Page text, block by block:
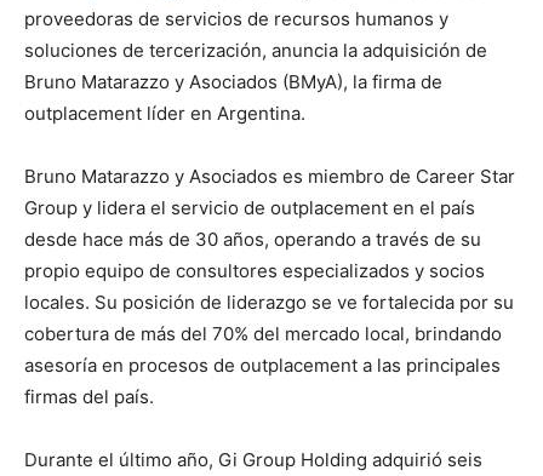
proveedoras de servicios de recursos humanos y
soluciones de tercerización, anuncia la adquisición de
Bruno Matarazzo y Asociados (BMyA), la firma de
outplacement líder en Argentina.
Bruno Matarazzo y Asociados es miembro de Career Star
Group y lidera el servicio de outplacement en el país
desde hace más de 30 años, operando a través de su
propio equipo de consultores especializados y socios
locales. Su posición de liderazgo se ve fortalecida por su
cobertura de más del 70% del mercado local, brindando
asesoría en procesos de outplacement a las principales
firmas del país.
Durante el último año, Gi Group Holding adquirió seis